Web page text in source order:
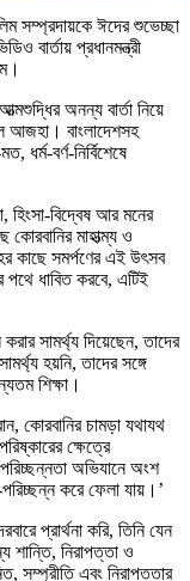
সম্প্রদায়কে ঈদের শুভেচ্ছা
বার্তায় প্রধানমন্ত্রী
অনন্য বার্তা নিয়ে
আজহা। বাংলাদেশসহ
বর্ণ-নির্বিশেষে
হিংসা-বিদ্বেষ আর মনের
মাহাত্ম্য ও
কাছে সমর্পণের এই উৎসব
পথে ধাবিত করবে, এটিই
সামর্থ্য দিয়েছেন, তাদের
হয়নি, তাদের সঙ্গে
শিক্ষা।
কোরবানির চামড়া যথাযথ
ক্ষেত্রে
অভিযানে অংশ
পরিচ্ছন্ন করে ফেলা যায়।’
প্রার্থনা করি, তিনি যেন
শান্তি, নিরাপত্তা ও
সম্প্রীতি এবং নিরাপত্তার